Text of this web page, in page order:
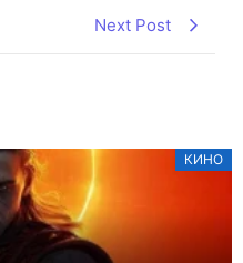
Next Post
КИНО